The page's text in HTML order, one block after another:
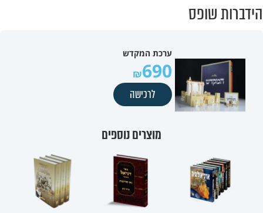
הידברות שופס
ערכת המקדש
690
לרכישה
מוצרים נוספים